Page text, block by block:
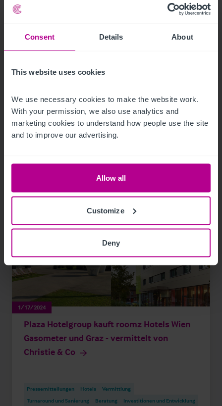
Consent Details About
This website uses cookies
We use necessary cookies to make the website work.
With your permission, we also use analytics and
marketing cookies to understand how people use the site
and to improve our advertising.
Allow all
Customize
Deny
Betreiber zunehmend auch als Investoren
Pressemitteilungen Hotels
Vermittlung
Investitionen und Entwicklung
Turnaround und Sanierung
1/17/2024
Plaza Hotelgroup kauft roomz Hotels Wien
Gasometer und Graz - vermittelt von
Christie & Co
Pressemitteilungen Hotels
Vermittlung
Turnaround und Sanierung
Beratung Investitionen und Entwicklung